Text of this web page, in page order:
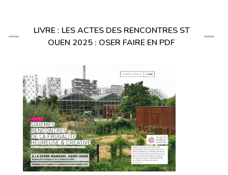
LIVRE : LES ACTES DES RENCONTRES ST
OUEN 2025 : OSER FAIRE EN PDF